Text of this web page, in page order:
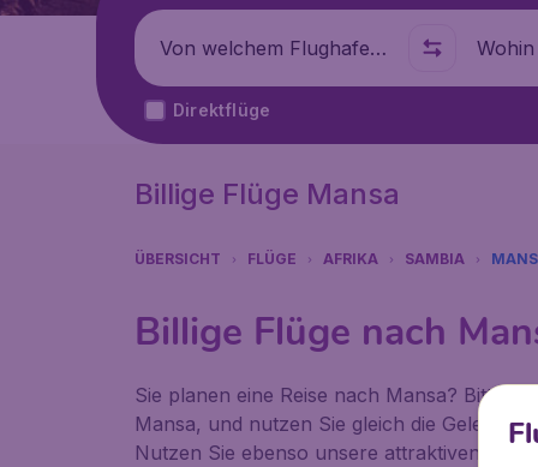
Abflug von Wohin
Direktflüge
Billige Flüge Mansa
ÜBERSICHT FLÜGE AFRIKA SAMBIA
Billige Flüge nach
Sie planen eine Reise nach Mansa? Bitte
Mansa, und nutzen Sie gleich die
Nutzen Sie ebenso unsere attraktiven